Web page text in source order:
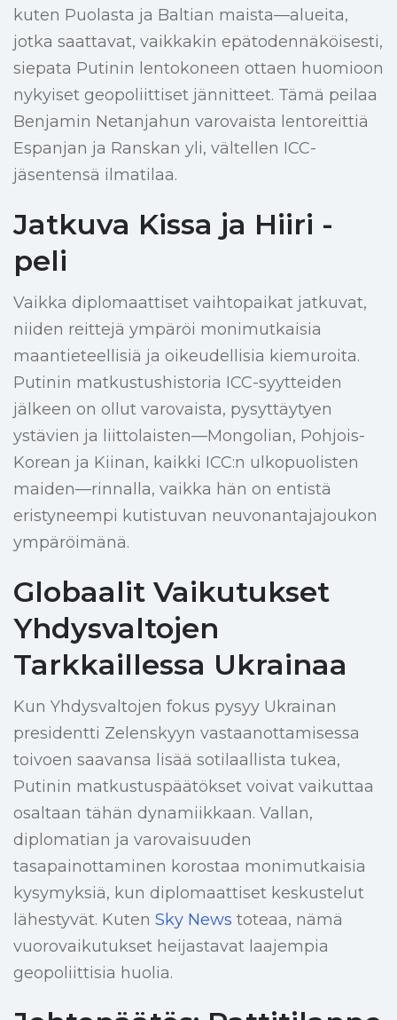
kuten Puolasta ja Baltian maista—alueita,
jotka saattavat, vaikkakin epätodennäköisesti,
siepata Putinin lentokoneen ottaen huomioon
nykyiset geopoliittiset jännitteet. Tämä peilaa
Benjamin Netanjahun varovaista lentoreittiä
Espanjan ja Ranskan yli, vältellen ICC-
jäsentensä ilmatilaa.
Jatkuva Kissa ja Hiiri -
peli
Vaikka diplomaattiset vaihtopaikat jatkuvat,
niiden reittejä ympäröi monimutkaisia
maantieteellisiä ja oikeudellisia kiemuroita.
Putinin matkustushistoria ICC-syytteiden
jälkeen on ollut varovaista, pysyttäytyen
ystävien ja liittolaisten—Mongolian, Pohjois-
Korean ja Kiinan, kaikki ICC:n ulkopuolisten
maiden—rinnalla, vaikka hän on entistä
eristyneempi kutistuvan neuvonantajajoukon
ympäröimänä.
Globaalit Vaikutukset
Yhdysvaltojen
Tarkkaillessa Ukrainaa
Kun Yhdysvaltojen fokus pysyy Ukrainan
presidentti Zelenskyyn vastaanottamisessa
toivoen saavansa lisää sotilaallista tukea,
Putinin matkustuspäätökset voivat vaikuttaa
osaltaan tähän dynamiikkaan. Vallan,
diplomatian ja varovaisuuden
tasapainottaminen korostaa monimutkaisia
kysymyksiä, kun diplomaattiset keskustelut
lähestyvät. Kuten Sky News toteaa, nämä
vuorovaikutukset heijastavat laajempia
geopoliittisia huolia.